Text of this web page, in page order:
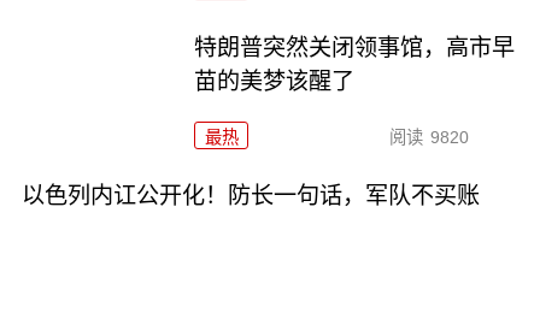
特朗普突然关闭领事馆，高市早
苗的美梦该醒了
最热 阅读 9820
以色列内讧公开化！防长一句话，军队不买账